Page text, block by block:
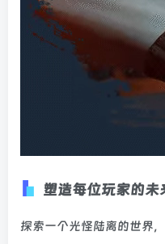
塑造每位玩家的未
探索一个光怪陆离的世界